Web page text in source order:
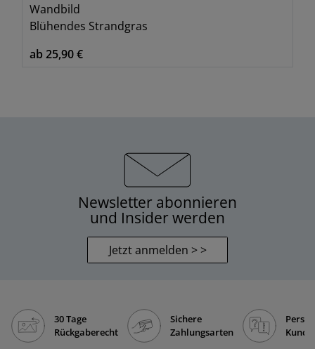
Wandbild
Blühendes Strandgras
ab 25,90 €
Newsletter abonnieren
und Insider werden
Jetzt anmelden > >
30 Tage
Rückgaberecht
Sichere
Zahlungsarten